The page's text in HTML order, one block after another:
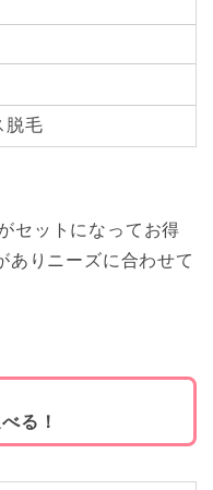
脱毛
セットになってお得
ありニーズに合わせて
る！